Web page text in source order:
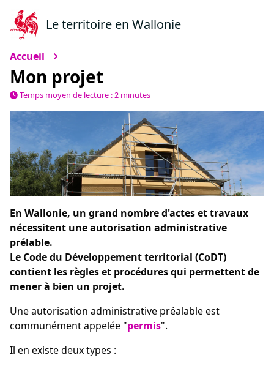
Le territoire en Wallonie
Accueil
Mon projet
Temps moyen de lecture : 2 minutes
En Wallonie, un grand nombre d'actes et travaux
nécessitent une autorisation administrative
prélable.
Le Code du Développement territorial (CoDT)
contient les règles et procédures qui permettent de
mener à bien un projet.
Une autorisation administrative préalable est
communément appelée "permis".
Il en existe deux types :